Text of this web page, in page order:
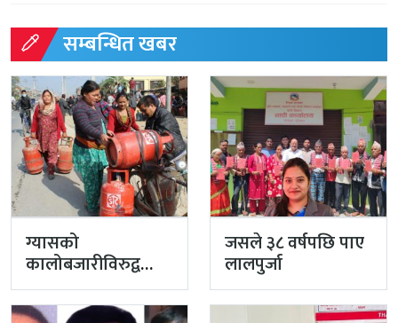
सम्बन्धित खबर
ग्यासको
कालोबजारीविरुद्व
प्रहरीको एक्सन
जसले ३८ वर्षपछि पाए
लालपुर्जा